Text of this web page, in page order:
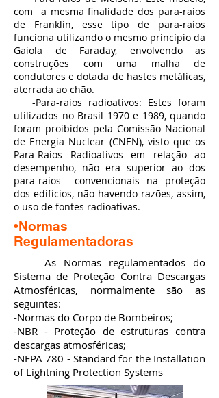
com a mesma finalidade dos para-raios
de Franklin, esse tipo de para-raios
funciona utilizando o mesmo princípio da
Gaiola de Faraday, envolvendo as
construções com uma malha de
condutores e dotada de hastes metálicas,
aterrada ao chão.
-Para-raios radioativos: Estes foram
utilizados no Brasil 1970 e 1989, quando
foram proibidos pela Comissão Nacional
de Energia Nuclear (CNEN), visto que os
Para-Raios Radioativos em relação ao
desempenho, não era superior ao dos
para-raios convencionais na proteção
dos edifícios, não havendo razões, assim,
o uso de fontes radioativas.
•Normas
Regulamentadoras
As Normas regulamentados do
Sistema de Proteção Contra Descargas
Atmosféricas, normalmente são as
seguintes:
-Normas do Corpo de Bombeiros;
-NBR - Proteção de estruturas contra
descargas atmosféricas;
-NFPA 780 - Standard for the Installation
of Lightning Protection Systems